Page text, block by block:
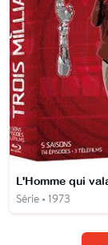
Série • 1973